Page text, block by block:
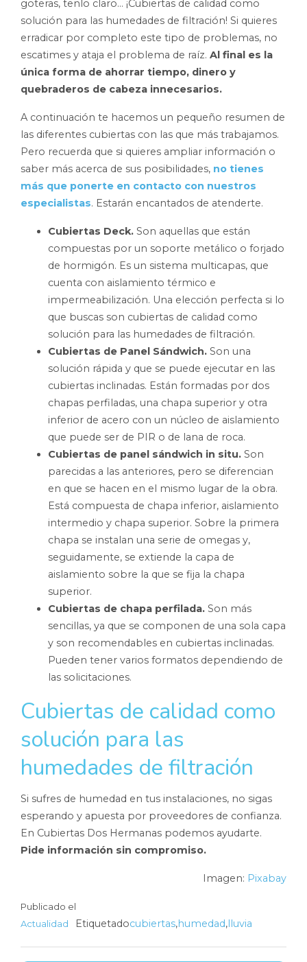
goteras, tenlo claro… ¡Cubiertas de calidad como
solución para las humedades de filtración! Si quieres
erradicar por completo este tipo de problemas, no
escatimes y ataja el problema de raíz. Al final es la
única forma de ahorrar tiempo, dinero y
quebraderos de cabeza innecesarios.
A continuación te hacemos un pequeño resumen de
las diferentes cubiertas con las que más trabajamos.
Pero recuerda que si quieres ampliar información o
saber más acerca de sus posibilidades, no tienes
más que ponerte en contacto con nuestros
especialistas. Estarán encantados de atenderte.
Cubiertas Deck. Son aquellas que están
compuestas por un soporte metálico o forjado
de hormigón. Es un sistema multicapas, que
cuenta con aislamiento térmico e
impermeabilización. Una elección perfecta si lo
que buscas son cubiertas de calidad como
solución para las humedades de filtración.
Cubiertas de Panel Sándwich. Son una
solución rápida y que se puede ejecutar en las
cubiertas inclinadas. Están formadas por dos
chapas perfiladas, una chapa superior y otra
inferior de acero con un núcleo de aislamiento
que puede ser de PIR o de lana de roca.
Cubiertas de panel sándwich in situ. Son
parecidas a las anteriores, pero se diferencian
en que se hacen en el mismo lugar de la obra.
Está compuesta de chapa inferior, aislamiento
intermedio y chapa superior. Sobre la primera
chapa se instalan una serie de omegas y,
seguidamente, se extiende la capa de
aislamiento sobre la que se fija la chapa
superior.
Cubiertas de chapa perfilada. Son más
sencillas, ya que se componen de una sola capa
y son recomendables en cubiertas inclinadas.
Pueden tener varios formatos dependiendo de
las solicitaciones.
Cubiertas de calidad como
solución para las
humedades de filtración
Si sufres de humedad en tus instalaciones, no sigas
esperando y apuesta por proveedores de confianza.
En Cubiertas Dos Hermanas podemos ayudarte.
Pide información sin compromiso.
Imagen: Pixabay
Publicado el
Actualidad
Etiquetadocubiertas,humedad,lluvia